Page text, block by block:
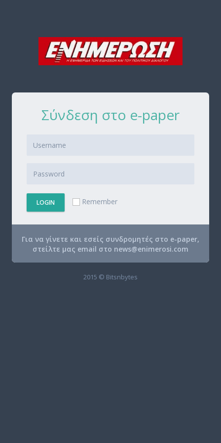
Σύνδεση στο e-paper
LOGIN Remember
Για να γίνετε και εσείς συνδρομητές στο e-paper,
στείλτε μας email στο news@enimerosi.com
2015 © Bitsnbytes